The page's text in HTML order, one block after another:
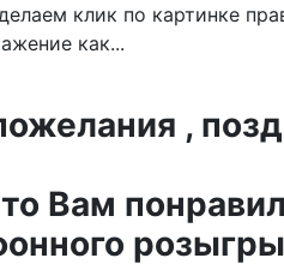
клик по картинке
как...
,
Вам